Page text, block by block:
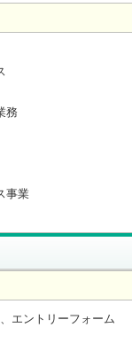
ス
務
事業
エントリーフォーム